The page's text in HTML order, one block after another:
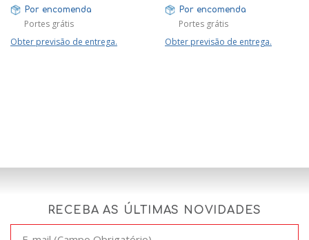
Por encomenda
Portes grátis
Obter previsão de entrega.
Por encomenda
Portes grátis
Obter previsão de entrega.
RECEBA AS ÚLTIMAS NOVIDADES